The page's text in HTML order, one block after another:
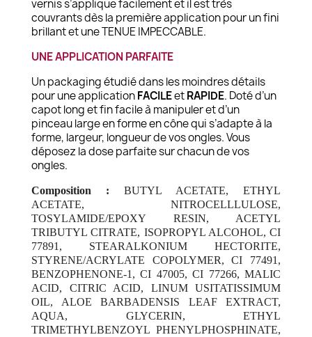
vernis s’applique facilement et il est très
couvrants dès la première application pour un fini
brillant et une TENUE IMPECCABLE.
UNE APPLICATION PARFAITE
Un packaging étudié dans les moindres détails
pour une applicationFACILEetRAPIDE. Doté d’un
capot long et fin facile à manipuler et d’un
pinceau large en forme en cône qui s’adapte à la
forme, largeur, longueur de vos ongles. Vous
déposez la dose parfaite sur chacun de vos
ongles.
Composition :
BUTYL ACETATE, ETHYL
ACETATE, NITROCELLLULOSE,
TOSYLAMIDE/EPOXY RESIN, ACETYL
TRIBUTYL CITRATE, ISOPROPYL ALCOHOL, CI
77891, STEARALKONIUM HECTORITE,
STYRENE/ACRYLATE COPOLYMER, CI 77491,
BENZOPHENONE-1, CI 47005, CI 77266, MALIC
ACID, CITRIC ACID, LINUM USITATISSIMUM
OIL, ALOE BARBADENSIS LEAF EXTRACT,
AQUA, GLYCERIN, ETHYL
TRIMETHYLBENZOYL PHENYLPHOSPHINATE,